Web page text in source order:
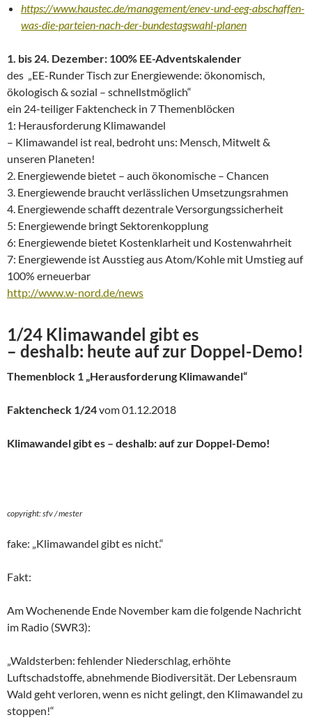
https://www.haustec.de/management/enev-und-eeg-abschaffen-
was-die-parteien-nach-der-bundestagswahl-planen
1. bis 24. Dezember: 100% EE-Adventskalender
des „EE-Runder Tisch zur Energiewende: ökonomisch,
ökologisch & sozial – schnellstmöglich“
ein 24-teiliger Faktencheck in 7 Themenblöcken
1: Herausforderung Klimawandel
– Klimawandel ist real, bedroht uns: Mensch, Mitwelt &
unseren Planeten!
2. Energiewende bietet – auch ökonomische – Chancen
3. Energiewende braucht verlässlichen Umsetzungsrahmen
4. Energiewende schafft dezentrale Versorgungssicherheit
5: Energiewende bringt Sektorenkopplung
6: Energiewende bietet Kostenklarheit und Kostenwahrheit
7: Energiewende ist Ausstieg aus Atom/Kohle mit Umstieg auf
100% erneuerbar
http://www.w-nord.de/news
1/24 Klimawandel gibt es
– deshalb: heute auf zur Doppel-Demo!
Themenblock 1 „Herausforderung Klimawandel“
Faktencheck 1/24vom 01.12.2018
Klimawandel gibt es – deshalb: auf zur Doppel-Demo!
copyright: sfv / mester
fake: „Klimawandel gibt es nicht.“
Fakt:
Am Wochenende Ende November kam die folgende Nachricht
im Radio (SWR3):
„Waldsterben: fehlender Niederschlag, erhöhte
Luftschadstoffe, abnehmende Biodiversität. Der Lebensraum
Wald geht verloren, wenn es nicht gelingt, den Klimawandel zu
stoppen!“